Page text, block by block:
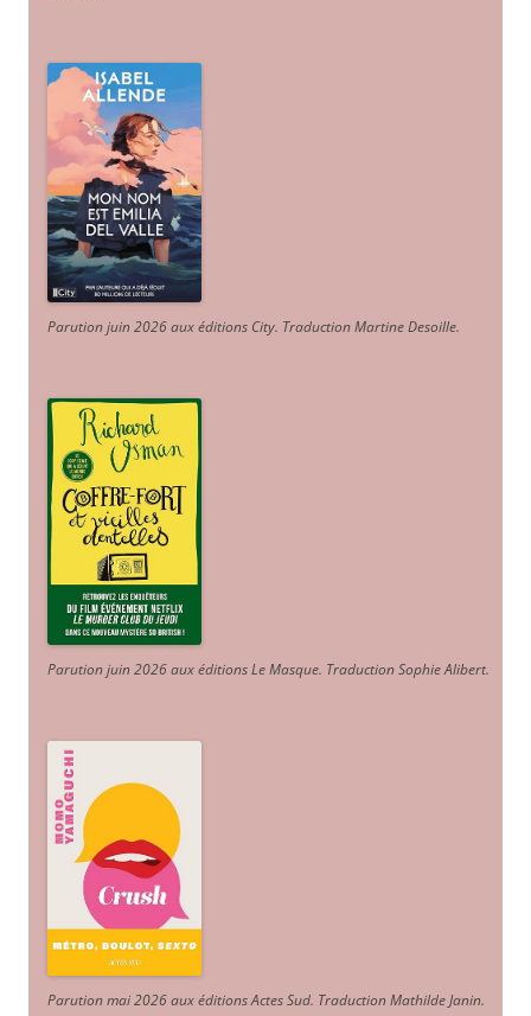
Parution juin 2026 aux éditions City. Traduction Martine Desoille.
Parution juin 2026 aux éditions Le Masque. Traduction Sophie Alibert.
Parution mai 2026 aux éditions Actes Sud. Traduction Mathilde Janin.